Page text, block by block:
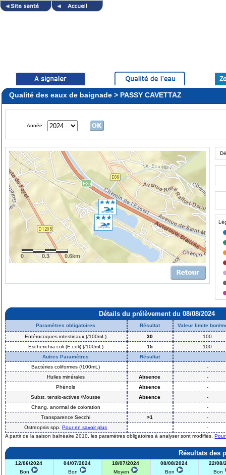
Qualité des eaux de baignade > PASSY CAVETTAZ
Année :
0 0.3 0.6km
Détails du prélèvement du 08/08/2024
Paramètres obligatoires Résultat
Valeur limite bon/
Entérocoques intestinaux (/100mL)
30
100
Escherichia coli (E.coli) (/100mL)
15
100
Autres Paramètres
Résultat
Bactéries coliformes (/100mL)
-
Huiles minérales
Absence
-
Phénols
Absence
-
Subst. tensio-actives /Mousse
Absence
-
Chang. anormal de coloration
-
Transparence Secchi
>1
-
Ostreopsis spp.Pour en savoir plus
-
A partir de la saison balnéaire 2010, les paramètres obligatoires à analyser sont modifiés.
Résultats des
12/06/2024
Bon
04/07/2024
Bon
18/07/2024
Moyen
08/08/2024
Bon
22/08/
Bon